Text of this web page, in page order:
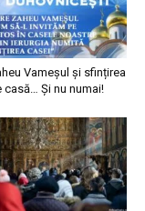
Vameșul și sfințirea
casă… Și nu numai!